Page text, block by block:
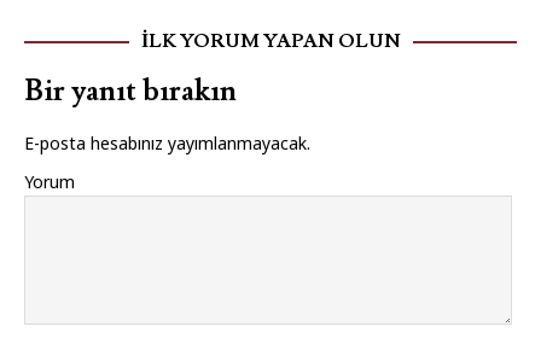
İLK YORUM YAPAN OLUN
Bir yanıt bırakın
E-posta hesabınız yayımlanmayacak.
Yorum